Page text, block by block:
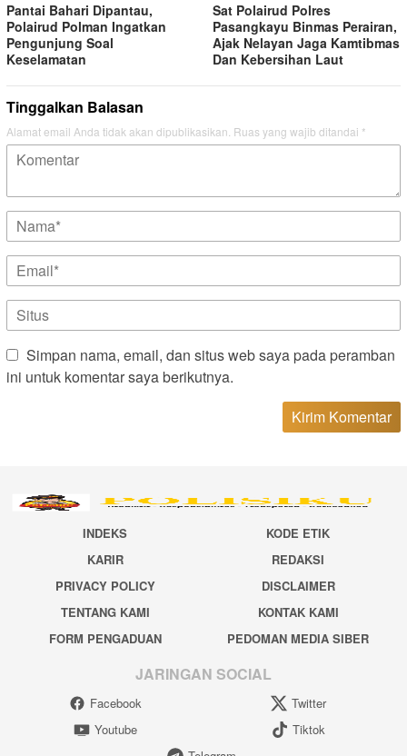
Pantai Bahari Dipantau,
Polairud Polman Ingatkan
Pengunjung Soal
Keselamatan
Sat Polairud Polres
Pasangkayu Binmas Perairan,
Ajak Nelayan Jaga Kamtibmas
Dan Kebersihan Laut
Tinggalkan Balasan
Alamat email Anda tidak akan dipublikasikan. Ruas yang wajib ditandai *
Simpan nama, email, dan situs web saya pada peramban
ini untuk komentar saya berikutnya.
INDEKS
KODE ETIK
KARIR
REDAKSI
PRIVACY POLICY
DISCLAIMER
TENTANG KAMI
KONTAK KAMI
FORM PENGADUAN
PEDOMAN MEDIA SIBER
JARINGAN SOCIAL
Facebook
Twitter
Youtube
Tiktok